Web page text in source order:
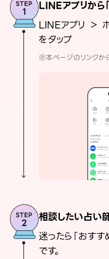
LINEアプリから
LINEアプリ ＞
をタップ
※本ページのリンクか
相談したい占い
迷ったら「おすす
です。